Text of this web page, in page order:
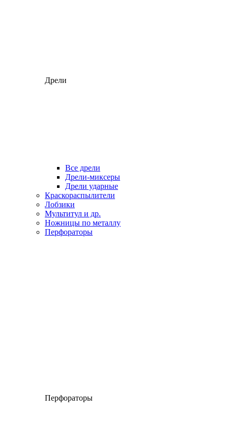
Дрели
Все дрели
Дрели-миксеры
Дрели ударные
Краскораспылители
Лобзики
Мультитул и др.
Ножницы по металлу
Перфораторы
Перфораторы